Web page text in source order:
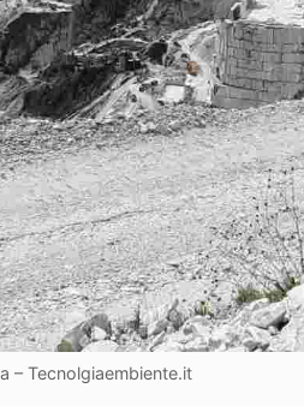
– Tecnolgiaembiente.it